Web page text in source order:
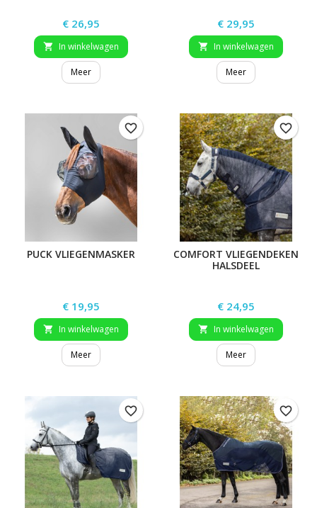
Prijs
€ 26,95
 In winkelwagen
Meer
Prijs
€ 29,95
 In winkelwagen
Meer
PUCK VLIEGENMASKER
Prijs
€ 19,95
 In winkelwagen
Meer
favorite_border
COMFORT VLIEGENDEKEN
HALSDEEL
Prijs
€ 24,95
 In winkelwagen
Meer
favorite_border
favorite_border favorite_border